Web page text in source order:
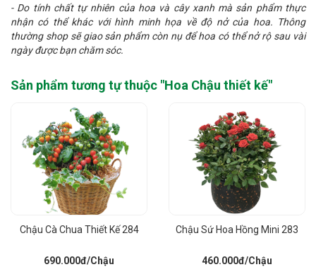
- Do tính chất tự nhiên của hoa và cây xanh mà sản phẩm thực
nhận có thể khác với hình minh họa về độ nở của hoa. Thông
thường shop sẽ giao sản phẩm còn nụ để hoa có thể nở rộ sau vài
ngày được bạn chăm sóc.
Sản phẩm tương tự thuộc "Hoa Chậu thiết kế"
Chậu Cà Chua Thiết Kế 284
690.000đ/Chậu
Chậu Sứ Hoa Hồng Mini 283
460.000đ/Chậu